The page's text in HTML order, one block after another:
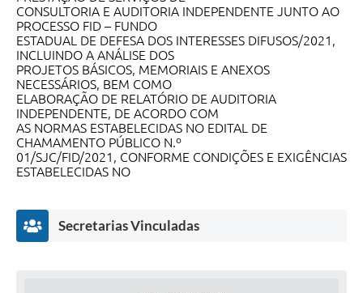
CONSULTORIA E AUDITORIA INDEPENDENTE JUNTO AO
PROCESSO FID – FUNDO
ESTADUAL DE DEFESA DOS INTERESSES DIFUSOS/2021,
INCLUINDO A ANÁLISE DOS
PROJETOS BÁSICOS, MEMORIAIS E ANEXOS
NECESSÁRIOS, BEM COMO
ELABORAÇÃO DE RELATÓRIO DE AUDITORIA
INDEPENDENTE, DE ACORDO COM
AS NORMAS ESTABELECIDAS NO EDITAL DE
CHAMAMENTO PÚBLICO N.º
01/SJC/FID/2021, CONFORME CONDIÇÕES E EXIGÊNCIAS
ESTABELECIDAS NO
Secretarias Vinculadas